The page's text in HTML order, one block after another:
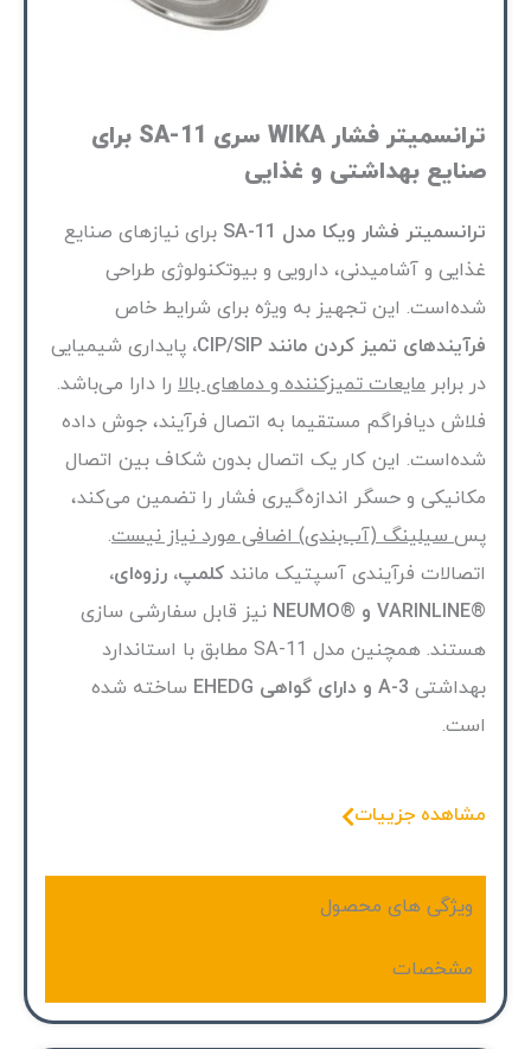
ترانسمیتر فشار WIKA سری SA-11 برای
صنایع بهداشتی و غذایی
ترانسمیتر فشار ویکا مدل SA-11
برای نیازهای صنایع
غذایی و آشامیدنی، دارویی و بیوتکنولوژی طراحی
شده‌است. این تجهیز به ویژه برای شرایط خاص
فرآیندهای تمیز کردن مانند CIP/SIP،
پایداری شیمیایی
در برابر مایعات تمیزکننده و دماهای بالا را دارا می‌باشد.
فلاش دیافراگم مستقیما به اتصال فرآیند، جوش داده
شده‌است. این کار یک اتصال بدون شکاف بین اتصال
مکانیکی و حسگر اندازه‌گیری فشار را تضمین می‌کند،
پسسیلینگ (آب‌بندی) اضافی مورد نیاز نیست.
اتصالات فرآیندی آسپتیک مانند کلمپ، رزوه‌ای،
®VARINLINE و ®NEUMO
نیز قابل سفارشی سازی
هستند. همچنین مدل SA-11 مطابق با استاندارد
بهداشتی 3-A و دارای گواهی EHEDG
ساخته شده
است.
مشاهده جزییات
ویژگی های محصول
مشخصات